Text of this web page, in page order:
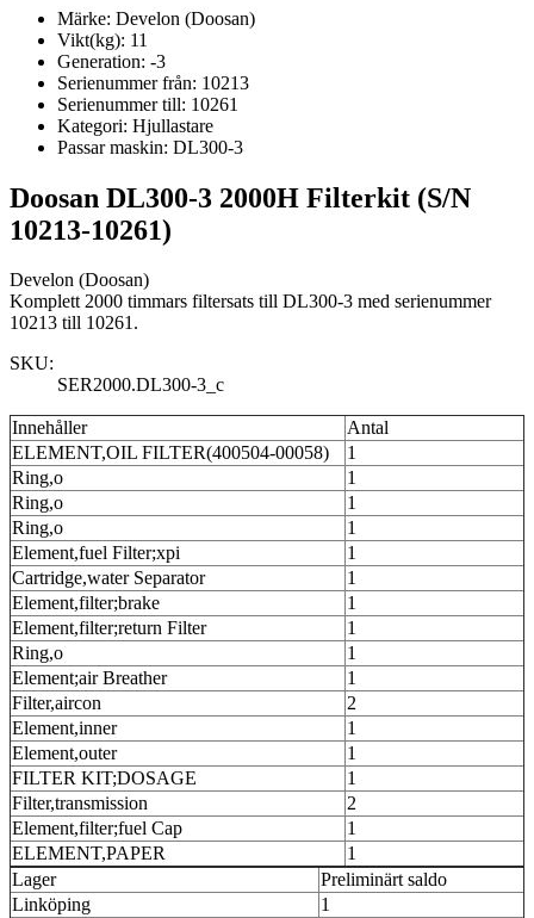
Märke: Develon (Doosan)
Vikt(kg): 11
Generation: -3
Serienummer från: 10213
Serienummer till: 10261
Kategori: Hjullastare
Passar maskin: DL300-3
Doosan DL300-3 2000H Filterkit (S/N
10213-10261)
Develon (Doosan)
Komplett 2000 timmars filtersats till DL300-3 med serienummer
10213 till 10261.
SKU:
SER2000.DL300-3_c
Innehåller
Antal
ELEMENT,OIL FILTER(400504-00058)
1
Ring,o
1
Ring,o
1
Ring,o
1
Element,fuel Filter;xpi
1
Cartridge,water Separator
1
Element,filter;brake
1
Element,filter;return Filter
1
Ring,o
1
Element;air Breather
1
Filter,aircon
2
Element,inner
1
Element,outer
1
FILTER KIT;DOSAGE
1
Filter,transmission
2
Element,filter;fuel Cap
1
ELEMENT,PAPER
1
Lager
Preliminärt saldo
Linköping
1